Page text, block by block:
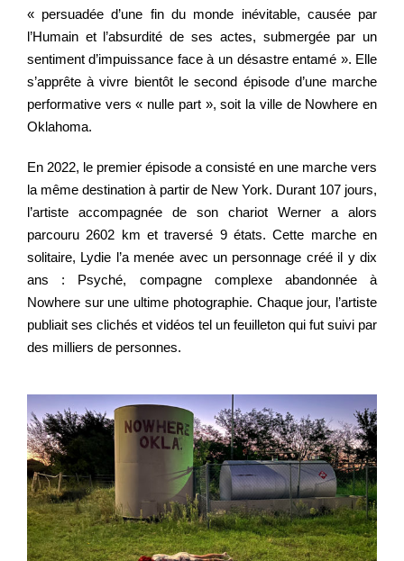
« persuadée d’une fin du monde inévitable, causée par
l’Humain et l’absurdité de ses actes, submergée par un
sentiment d’impuissance face à un désastre entamé ». Elle
s’apprête à vivre bientôt le second épisode d’une marche
performative vers « nulle part », soit la ville de Nowhere en
Oklahoma.
En 2022, le premier épisode a consisté en une marche vers
la même destination à partir de New York. Durant 107 jours,
l’artiste accompagnée de son chariot Werner a alors
parcouru 2602 km et traversé 9 états. Cette marche en
solitaire, Lydie l’a menée avec un personnage créé il y dix
ans : Psyché, compagne complexe abandonnée à
Nowhere sur une ultime photographie. Chaque jour, l’artiste
publiait ses clichés et vidéos tel un feuilleton qui fut suivi par
des milliers de personnes.